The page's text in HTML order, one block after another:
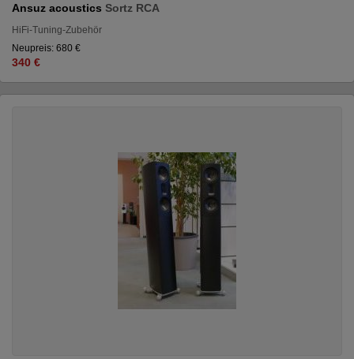
Ansuz acoustics Sortz RCA
HiFi-Tuning-Zubehör
Neupreis: 680 €
340 €